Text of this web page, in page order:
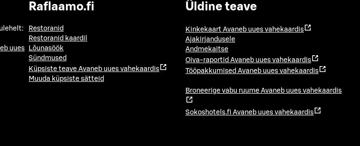
uues
Raflaamo.fi
Restoranid
Restoranid kaardil
Lõunasöök
Sündmused
Küpsiste teave Avaneb uues vahekaardis
Muuda küpsiste sätteid
Üldine teave
Kinkekaart Avaneb uues vahekaardis
Ajakirjandusele
Andmekaitse
Oiva-raportid Avaneb uues vahekaardis
Tööpakkumised Avaneb uues vahekaardis
Broneerige vabu ruume Avaneb uues vahekaardis
Sokoshotels.fi Avaneb uues vahekaardis